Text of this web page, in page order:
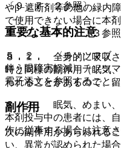
〔９．７．２参照〕。
重要な基本的注意
８．１． 全身的に吸収
時と同様の副作用（眠気
われることがあるので、留
８．２． 眠気、めまい、
本剤投与中の患者には、
作に従事する場合は注意
やβ−遮断剤等の他の緑内
で使用できない場合に本
１．２、１７．１．３参照
５．２． 〈チソツマブ
伴う眼障害軽減〉チソツ
電子添文を参照すること。
副作用
次の副作用があらわれる
い、異常が認められた場